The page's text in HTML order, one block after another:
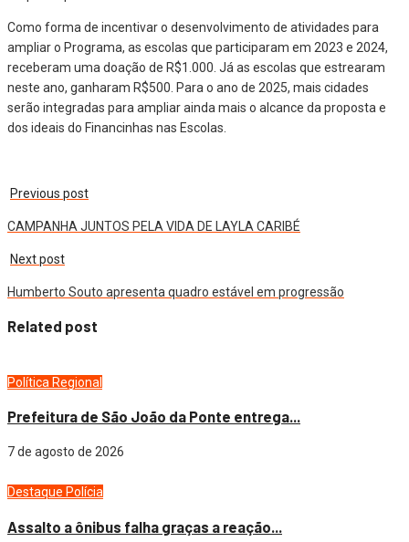
Como forma de incentivar o desenvolvimento de atividades para
ampliar o Programa, as escolas que participaram em 2023 e 2024,
receberam uma doação de R$1.000. Já as escolas que estrearam
neste ano, ganharam R$500. Para o ano de 2025, mais cidades
serão integradas para ampliar ainda mais o alcance da proposta e
dos ideais do Financinhas nas Escolas.
Previous post
CAMPANHA JUNTOS PELA VIDA DE LAYLA CARIBÉ
Next post
Humberto Souto apresenta quadro estável em progressão
Related post
Política Regional
Prefeitura de São João da Ponte entrega...
7 de agosto de 2026
Destaque Polícia
Assalto a ônibus falha graças a reação...